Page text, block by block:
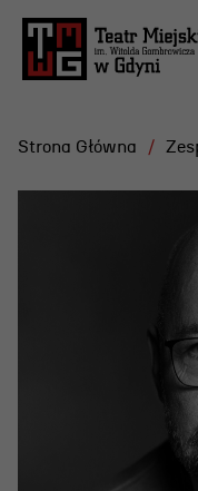
Aktualne
Archiwum
Strona Główna